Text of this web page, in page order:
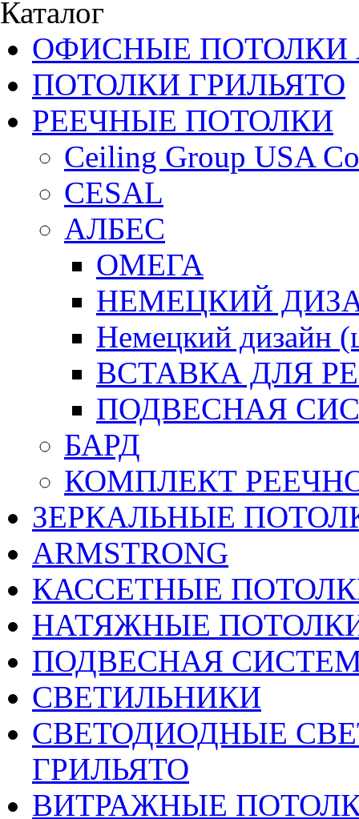
Каталог
ОФИСНЫЕ ПОТОЛКИ
ПОТОЛКИ ГРИЛЬЯТО
РЕЕЧНЫЕ ПОТОЛКИ
Ceiling Group USA
CESAL
АЛБЕС
ОМЕГА
НЕМЕЦКИЙ
Немецкий дизайн
ВСТАВКА ДЛЯ
ПОДВЕСНАЯ
БАРД
КОМПЛЕКТ
ЗЕРКАЛЬНЫЕ
ARMSTRONG
КАССЕТНЫЕ
НАТЯЖНЫЕ
ПОДВЕСНАЯ
СВЕТИЛЬНИКИ
CВЕТОДИОДНЫЕ
ГРИЛЬЯТО
ВИТРАЖНЫЕ